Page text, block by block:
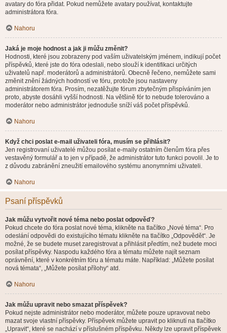
avatary do fóra přidat. Pokud nemůžete avatary používat, kontaktujte
administrátora fóra.
Nahoru
Jaká je moje hodnost a jak ji můžu změnit?
Hodnosti, které jsou zobrazeny pod vaším uživatelským jménem, indikují počet
příspěvků, které jste do fóra odeslali, nebo slouží k identifikaci určitých
uživatelů např. moderátorů a administrátorů. Obecně řečeno, nemůžete sami
změnit znění žádných hodností ve fóru, protože jsou nastaveny
administrátorem fóra. Prosím, nezatěžujte fórum zbytečným přispíváním jen
proto, abyste dosáhli vyšší hodnosti. Na většině fór to nebude tolerováno a
moderátor nebo administrátor jednoduše sníží váš počet příspěvků.
Nahoru
Když chci poslat e-mail uživateli fóra, musím se přihlásit?
Jen registrovaní uživatelé můžou posílat e-maily ostatním členům fóra přes
vestavěný formulář a to jen v případě, že administrátor tuto funkci povolil. Je to
z důvodu zabránění zneužití emailového systému anonymními uživateli.
Nahoru
Psaní příspěvků
Jak můžu vytvořit nové téma nebo poslat odpověď?
Pokud chcete do fóra poslat nové téma, klikněte na tlačítko „Nové téma“. Pro
odeslání odpovědi do existujícího tématu klikněte na tlačítko „Odpovědět“. Je
možné, že se budete muset zaregistrovat a přihlásit předtím, než budete moci
posílat příspěvky. Naspodu každého fóra a tématu můžete najít seznam
oprávnění, které v konkrétním fóru a tématu máte. Například: „Můžete posílat
nová témata“, „Můžete posílat přílohy“ atd.
Nahoru
Jak můžu upravit nebo smazat příspěvek?
Pokud nejste administrátor nebo moderátor, můžete pouze upravovat nebo
mazat svoje vlastní příspěvky. Příspěvek můžete upravit po kliknutí na tlačítko
„Upravit“, které se nachází v příslušném příspěvku. Někdy lze upravit příspěvek